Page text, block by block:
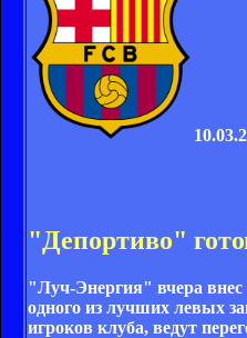
"Депортиво"
"Луч-Энергия" вчера
одного из лучших левых
игроков клуба, ведут